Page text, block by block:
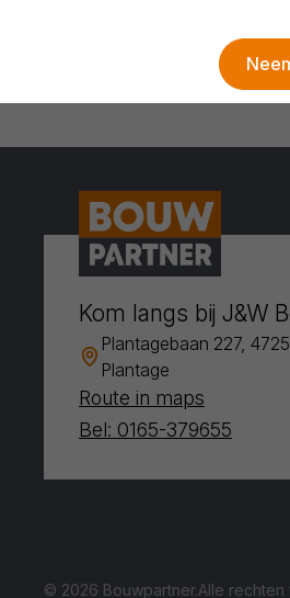
Kom langs bij J&W
Plantagebaan 227,
Plantage
Route in maps
Bel: 0165-379655
© 2026 Bouwpartner.Alle